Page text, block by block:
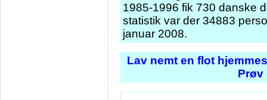
1985-1996 fik 730 danske
statistik var der 34883
januar 2008.
Lav nemt en flot
Prøv